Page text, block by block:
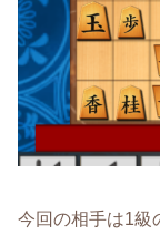
今回の相手は1級